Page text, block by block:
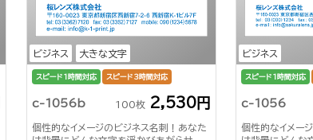
ビジネス 大きな文字
スピード1時間対応 スピード3時間対応
c-1056b 100枚 2,530円
個性的なイメージのビジネス名刺！あなた
ビジネス
スピード1時間対応
c-1056
個性的なイメー